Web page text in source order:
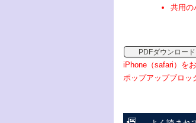
共用の
PDFダウンロード
iPhone（safari）を
ポップアップブロッ